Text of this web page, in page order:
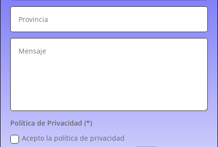
Política de Privacidad (*)
Acepto la política de privacidad